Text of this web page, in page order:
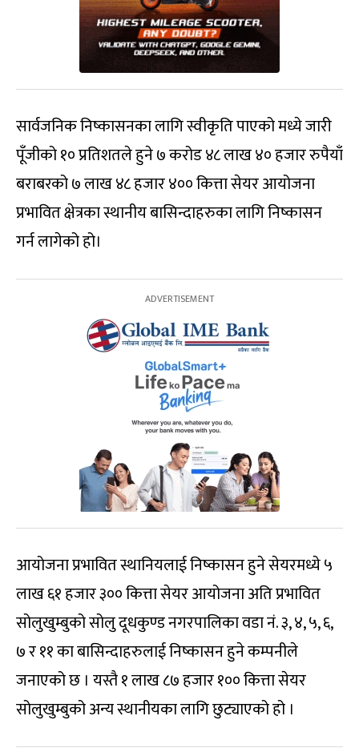
सार्वजनिक निष्कासनका लागि स्वीकृति पाएको मध्ये जारी
पूँजीको १० प्रतिशतले हुने ७ करोड ४८ लाख ४० हजार रुपैयाँ
बराबरको ७ लाख ४८ हजार ४०० कित्ता सेयर आयोजना
प्रभावित क्षेत्रका स्थानीय बासिन्दाहरुका लागि निष्कासन
गर्न लागेको हो।
आयोजना प्रभावित स्थानियलाई निष्कासन हुने सेयरमध्ये ५
लाख ६१ हजार ३०० कित्ता सेयर आयोजना अति प्रभावित
सोलुखुम्बुको सोलु दूधकुण्ड नगरपालिका वडा नं. ३, ४, ५, ६,
७ र ११ का बासिन्दाहरुलाई निष्कासन हुने कम्पनीले
जनाएको छ । यस्तै १ लाख ८७ हजार १०० कित्ता सेयर
सोलुखुम्बुको अन्य स्थानीयका लागि छुट्याएको हो ।